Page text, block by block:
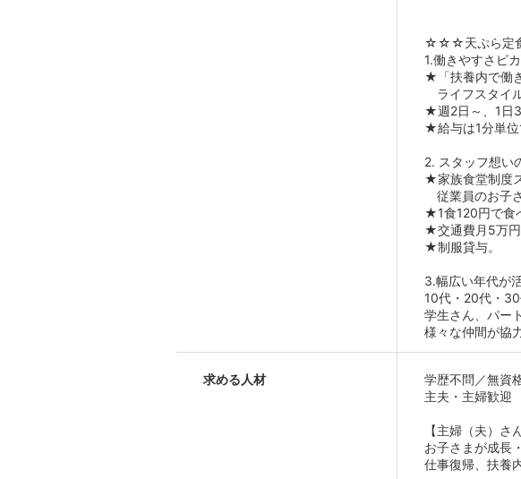
☆☆☆天ぷら定食
1.働きやすさピカ
★「扶養内で働
ライフスタイ
★週2日～、1日
★給与は1分単位
2. スタッフ想い
★家族食堂制度
従業員のお子
★1食120円で食
★交通費月5万円
★制服貸与。
3.幅広い年代が
10代・20代・
学生さん、パー
様々な仲間が協
求める人材
学歴不問／無資
主夫・主婦歓迎
【主婦（夫）さ
お子さまが成長
仕事復帰、扶養